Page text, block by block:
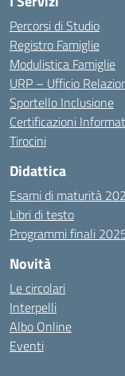
Percorsi di Studio
Registro Famiglie
Modulistica Famiglie
URP – Ufficio
Sportello Inclusione
Certificazioni
Tirocini
Didattica
Esami di maturità
Libri di testo
Programmi finali
Novità
Le circolari
Interpelli
Albo Online
Eventi